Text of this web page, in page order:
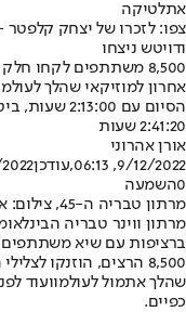
אתלטיקה
צפו: לזכרו של יצחק קלפטר -
ודויטש ניצחו
8,500 משתתפים לקחו
הסיום עם
2:41:20 שעות
אורן אהרוני
9/12/2022, 06:13
,עודכן09:51
0השמעה
מרתון טבריה ה-45, צילום: אלקטרה טרגט
ברציפות עם שיא משתתפים
8,500 הרצים, הוזנקו לצלילי השיר "יו יה" לזכרו של המוזיקאי
שהלך אתמול לעולמוועוד
כפיים.